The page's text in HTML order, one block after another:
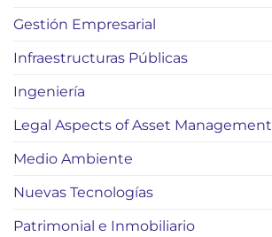
Gestión Empresarial
Infraestructuras Públicas
Ingeniería
Legal Aspects of Asset Management
Medio Ambiente
Nuevas Tecnologías
Patrimonial e Inmobiliario